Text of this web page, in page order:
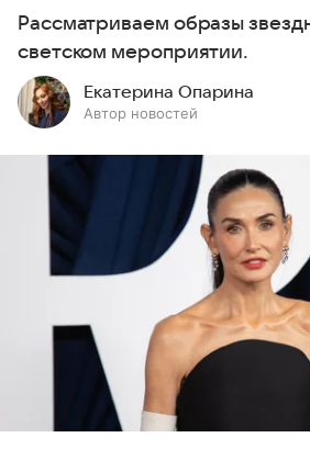
Рассматриваем образы
светском мероприятии.
Екатерина Опарина
Автор новостей